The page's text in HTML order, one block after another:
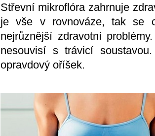
Střevní mikroflóra zahrnuje
je vše v rovnováze, tak se
nejrůznější zdravotní
nesouvisí s trávicí
opravdový oříšek.